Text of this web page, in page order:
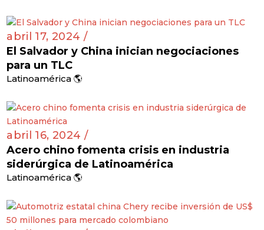
abril 17, 2024 /
El Salvador y China inician negociaciones
para un TLC
Latinoamérica 🌎
abril 16, 2024 /
Acero chino fomenta crisis en industria
siderúrgica de Latinoamérica
Latinoamérica 🌎